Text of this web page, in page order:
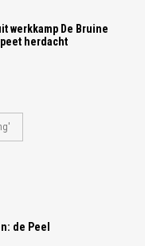
werkkamp De Bruine
herdacht
de Peel